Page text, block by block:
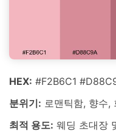
HEX: #F2B6C1
분위기: 로맨틱함, 향수,
최적 용도: 웨딩 초대장